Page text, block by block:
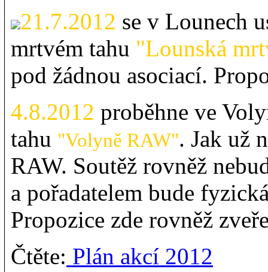
21.7.2012 se v Lounech
mrtvém tahu "Lounská
pod žádnou asociací.
4.8.2012 proběhne ve
tahu "Volyně RAW". Jak už
RAW. Soutěž rovněž
a pořadatelem bude
Propozice zde rovněž
Čtěte: Plán akcí 2012